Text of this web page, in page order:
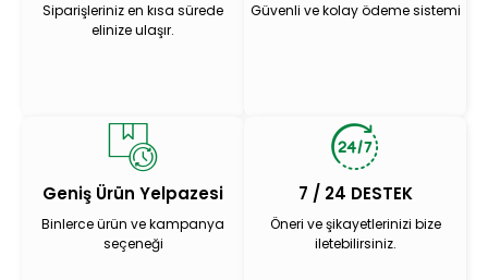
Siparişleriniz en kısa sürede
elinize ulaşır.
Güvenli ve kolay ödeme sistemi
Geniş Ürün Yelpazesi
Binlerce ürün ve kampanya
seçeneği
7 / 24 DESTEK
Öneri ve şikayetlerinizi bize
iletebilirsiniz.